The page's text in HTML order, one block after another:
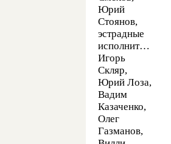
Юрий
Стоянов,
эстрадные
исполнители
Игорь
Скляр,
Юрий Лоза,
Вадим
Казаченко,
Олег
Газманов,